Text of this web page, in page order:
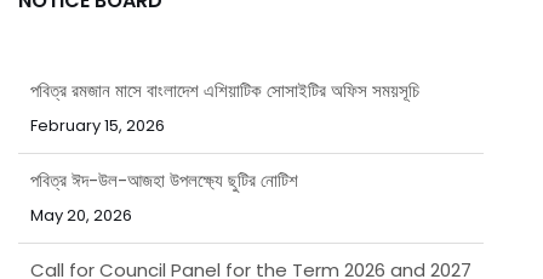
পবিত্র রমজান মাসে বাংলাদেশ এশিয়াটিক সোসাইটির অফিস সময়সূচি
পবিত্র ঈদ-উল-আজহা উপলক্ষ্যে ছুটির নোটিশ